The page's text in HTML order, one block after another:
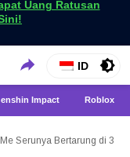
Uang Ratusan
Terbaru Hanya di VCGamers
ID
Impact Roblox
Serunya Bertarung di 3